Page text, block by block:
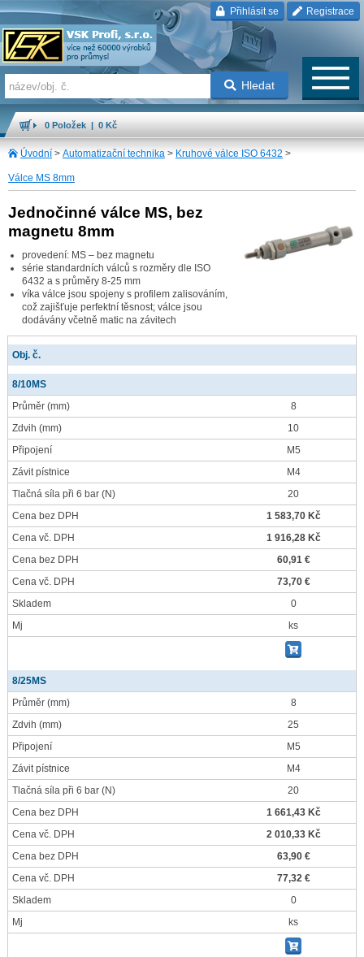
Přihlásit se Registrace
Hledat
0 Položek | 0 Kč
Úvodní > Automatizační technika > Kruhové válce ISO 6432 >
Válce MS 8mm
Jednočinné válce MS, bez
magnetu 8mm
provedení: MS – bez magnetu
série standardních válců s rozměry dle ISO
6432 a s průměry 8-25 mm
víka válce jsou spojeny s profilem zalisováním,
což zajišťuje perfektní těsnost; válce jsou
dodávány včetně matic na závitech
Obj. č.
8/10MS
Průměr (mm)
8
Zdvih (mm)
10
Připojení
M5
Závit pístnice
M4
Tlačná síla při 6 bar (N)
20
Cena bez DPH
1 583,70 Kč
Cena vč. DPH
1 916,28 Kč
Cena bez DPH
60,91 €
Cena vč. DPH
73,70 €
Skladem
0
Mj
ks
8/25MS
Průměr (mm)
8
Zdvih (mm)
25
Připojení
M5
Závit pístnice
M4
Tlačná síla při 6 bar (N)
20
Cena bez DPH
1 661,43 Kč
Cena vč. DPH
2 010,33 Kč
Cena bez DPH
63,90 €
Cena vč. DPH
77,32 €
Skladem
0
Mj
ks